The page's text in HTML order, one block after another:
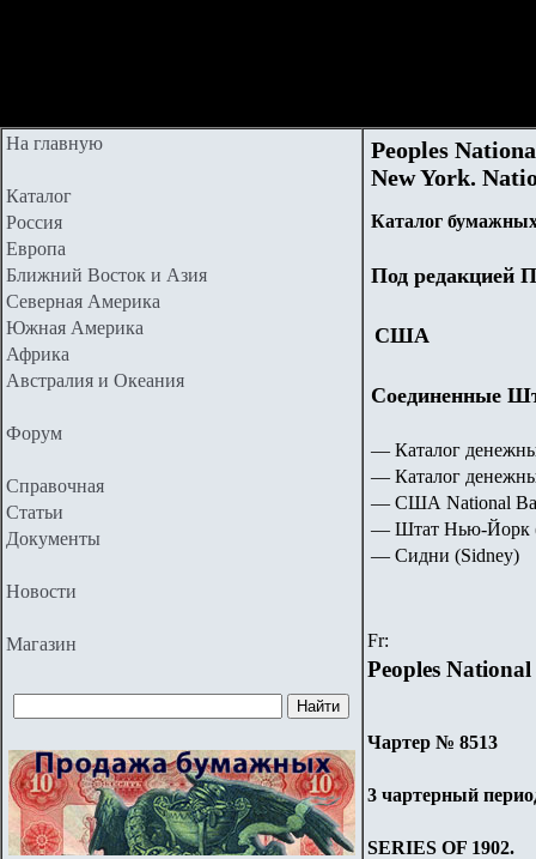
На главную
Каталог
Россия
Европа
Ближний Восток и Азия
Северная Америка
Южная Америка
Африка
Австралия и Океания
Форум
Справочная
Статьи
Документы
Новости
Магазин
Peoples
New York.
Каталог
Под редакцией
США
Соединенные
— Каталог
— Каталог
— США National
— Штат Нью-Йорк
— Сидни (Sidney)
Fr:
Peoples
Чартер № 8513
3 чартерный
SERIES OF 1902.